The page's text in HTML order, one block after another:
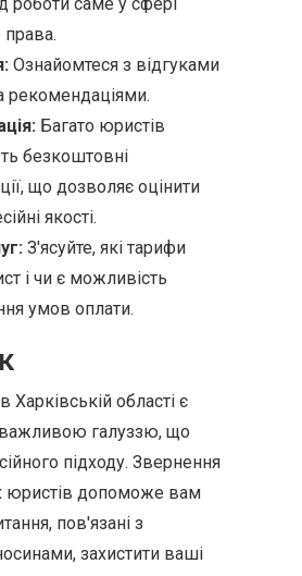
права.
Ознайомтеся з відгуками
рекомендаціями.
Багато юристів
безкоштовні
що дозволяє оцінити
якості.
З'ясуйте, які тарифи
і чи є можливість
умов оплати.
Харківській області є
галуззю, що
підходу. Звернення
юристів допоможе вам
пов'язані з
захистити ваші